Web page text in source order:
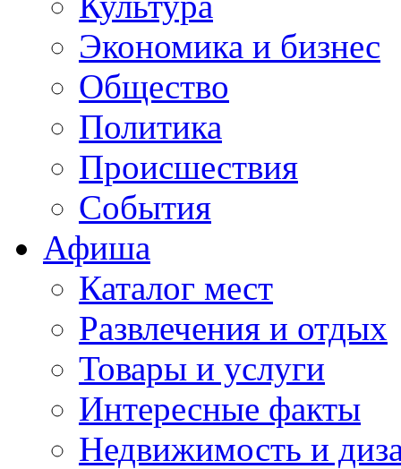
Экономика и бизнес
Общество
Политика
Происшествия
События
Афиша
Каталог мест
Развлечения и отдых
Товары и услуги
Интересные факты
Недвижимость и